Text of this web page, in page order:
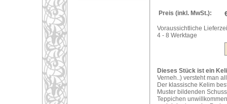
Preis (inkl. MwSt.):
Voraussichtliche
4 - 8 Werktage
Dieses Stück ist ein
Verneh..) versteht man
Der klassische Kelim
Muster bildenden
Teppichen